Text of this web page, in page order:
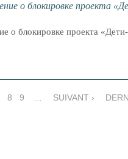
о блокировке проекта
о блокировке проекта
8 9 SUIVANT ›